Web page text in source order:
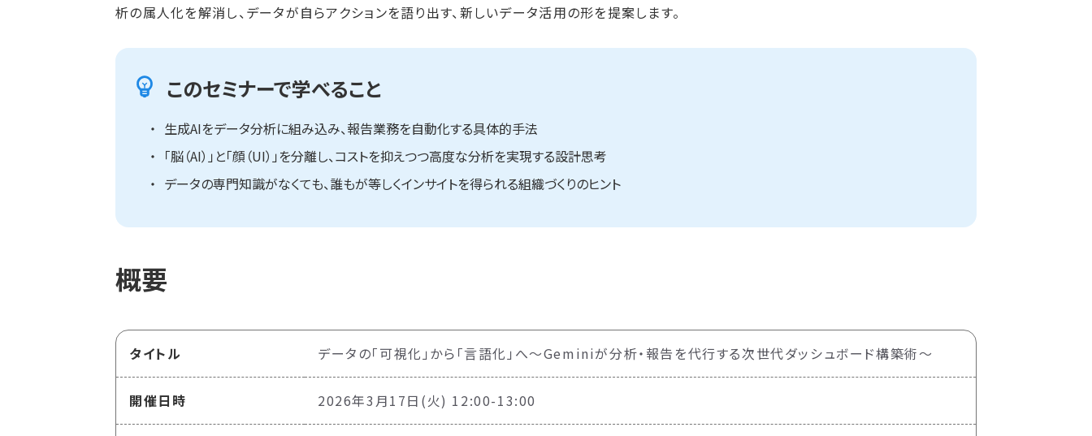
析の属人化を解消し、データが自らアクションを語り出す、新しいデータ活用の形を提案します。
このセミナーで学べること
生成AIをデータ分析に組み込み、報告業務を自動化する具体的手法
「脳（AI）」と「顔（UI）」を分離し、コストを抑えつつ高度な分析を実現する設計思考
データの専門知識がなくても、誰もが等しくインサイトを得られる組織づくりのヒント
概要
タイトル データの「可視化」から「言語化」へ〜Geminiが分析・報告を代行する次世代ダッシュボード構築術〜
開催日時 2026年3月17日(火) 12:00-13:00